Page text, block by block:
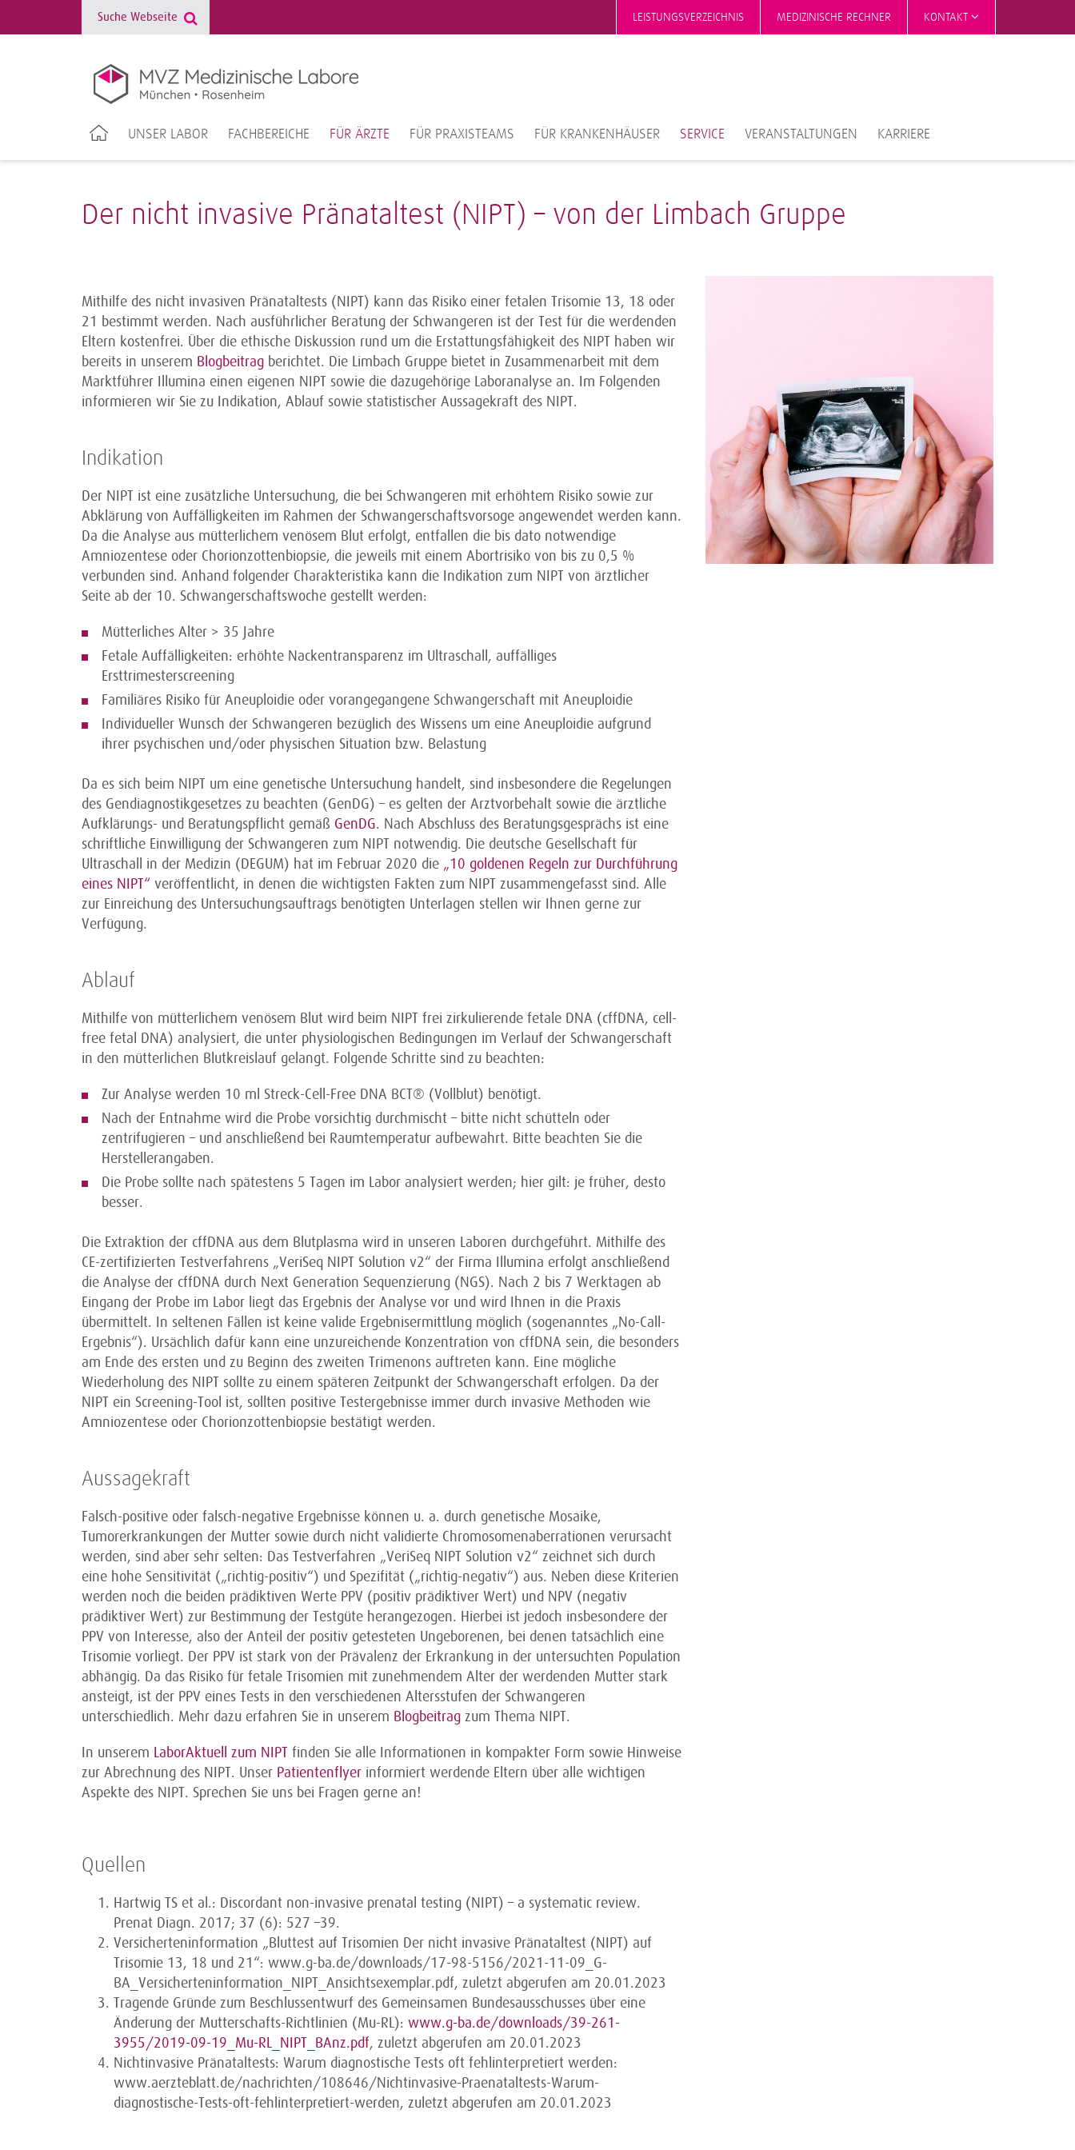
LEISTUNGSVERZEICHNIS MEDIZINISCHE RECHNER KONTAKT
UNSER LABOR FACHBEREICHE FÜR ÄRZTE FÜR PRAXISTEAMS FÜR KRANKENHÄUSER SERVICE VERANSTALTUNGEN KARRIERE
Der nicht invasive Pränataltest (NIPT) – von der Limbach Gruppe
Mithilfe des nicht invasiven Pränataltests (NIPT) kann das Risiko einer fetalen Trisomie 13, 18 oder
21 bestimmt werden. Nach ausführlicher Beratung der Schwangeren ist der Test für die werdenden
Eltern kostenfrei. Über die ethische Diskussion rund um die Erstattungsfähigkeit des NIPT haben wir
bereits in unserem Blogbeitrag berichtet. Die Limbach Gruppe bietet in Zusammenarbeit mit dem
Marktführer Illumina einen eigenen NIPT sowie die dazugehörige Laboranalyse an. Im Folgenden
informieren wir Sie zu Indikation, Ablauf sowie statistischer Aussagekraft des NIPT.
Indikation
Der NIPT ist eine zusätzliche Untersuchung, die bei Schwangeren mit erhöhtem Risiko sowie zur
Abklärung von Auffälligkeiten im Rahmen der Schwangerschaftsvorsoge angewendet werden kann.
Da die Analyse aus mütterlichem venösem Blut erfolgt, entfallen die bis dato notwendige
Amniozentese oder Chorionzottenbiopsie, die jeweils mit einem Abortrisiko von bis zu 0,5 %
verbunden sind. Anhand folgender Charakteristika kann die Indikation zum NIPT von ärztlicher
Seite ab der 10. Schwangerschaftswoche gestellt werden:
Mütterliches Alter > 35 Jahre
Fetale Auffälligkeiten: erhöhte Nackentransparenz im Ultraschall, auffälliges
Ersttrimesterscreening
Familiäres Risiko für Aneuploidie oder vorangegangene Schwangerschaft mit Aneuploidie
Individueller Wunsch der Schwangeren bezüglich des Wissens um eine Aneuploidie aufgrund
ihrer psychischen und/oder physischen Situation bzw. Belastung
Da es sich beim NIPT um eine genetische Untersuchung handelt, sind insbesondere die Regelungen
des Gendiagnostikgesetzes zu beachten (GenDG) – es gelten der Arztvorbehalt sowie die ärztliche
Aufklärungs- und Beratungspflicht gemäß GenDG. Nach Abschluss des Beratungsgesprächs ist eine
schriftliche Einwilligung der Schwangeren zum NIPT notwendig. Die deutsche Gesellschaft für
Ultraschall in der Medizin (DEGUM) hat im Februar 2020 die „10 goldenen Regeln zur Durchführung
eines NIPT“ veröffentlicht, in denen die wichtigsten Fakten zum NIPT zusammengefasst sind. Alle
zur Einreichung des Untersuchungsauftrags benötigten Unterlagen stellen wir Ihnen gerne zur
Verfügung.
Ablauf
Mithilfe von mütterlichem venösem Blut wird beim NIPT frei zirkulierende fetale DNA (cffDNA, cell-
free fetal DNA) analysiert, die unter physiologischen Bedingungen im Verlauf der Schwangerschaft
in den mütterlichen Blutkreislauf gelangt. Folgende Schritte sind zu beachten:
Zur Analyse werden 10 ml Streck-Cell-Free DNA BCT® (Vollblut) benötigt.
Nach der Entnahme wird die Probe vorsichtig durchmischt – bitte nicht schütteln oder
zentrifugieren – und anschließend bei Raumtemperatur aufbewahrt. Bitte beachten Sie die
Herstellerangaben.
Die Probe sollte nach spätestens 5 Tagen im Labor analysiert werden; hier gilt: je früher, desto
besser.
Die Extraktion der cffDNA aus dem Blutplasma wird in unseren Laboren durchgeführt. Mithilfe des
CE-zertifizierten Testverfahrens „VeriSeq NIPT Solution v2“ der Firma Illumina erfolgt anschließend
die Analyse der cffDNA durch Next Generation Sequenzierung (NGS). Nach 2 bis 7 Werktagen ab
Eingang der Probe im Labor liegt das Ergebnis der Analyse vor und wird Ihnen in die Praxis
übermittelt. In seltenen Fällen ist keine valide Ergebnisermittlung möglich (sogenanntes „No-Call-
Ergebnis“). Ursächlich dafür kann eine unzureichende Konzentration von cffDNA sein, die besonders
am Ende des ersten und zu Beginn des zweiten Trimenons auftreten kann. Eine mögliche
Wiederholung des NIPT sollte zu einem späteren Zeitpunkt der Schwangerschaft erfolgen. Da der
NIPT ein Screening-Tool ist, sollten positive Testergebnisse immer durch invasive Methoden wie
Amniozentese oder Chorionzottenbiopsie bestätigt werden.
Aussagekraft
Falsch-positive oder falsch-negative Ergebnisse können u. a. durch genetische Mosaike,
Tumorerkrankungen der Mutter sowie durch nicht validierte Chromosomenaberrationen verursacht
werden, sind aber sehr selten: Das Testverfahren „VeriSeq NIPT Solution v2“ zeichnet sich durch
eine hohe Sensitivität („richtig-positiv“) und Spezifität („richtig-negativ“) aus. Neben diese Kriterien
werden noch die beiden prädiktiven Werte PPV (positiv prädiktiver Wert) und NPV (negativ
prädiktiver Wert) zur Bestimmung der Testgüte herangezogen. Hierbei ist jedoch insbesondere der
PPV von Interesse, also der Anteil der positiv getesteten Ungeborenen, bei denen tatsächlich eine
Trisomie vorliegt. Der PPV ist stark von der Prävalenz der Erkrankung in der untersuchten Population
abhängig. Da das Risiko für fetale Trisomien mit zunehmendem Alter der werdenden Mutter stark
ansteigt, ist der PPV eines Tests in den verschiedenen Altersstufen der Schwangeren
unterschiedlich. Mehr dazu erfahren Sie in unserem Blogbeitrag zum Thema NIPT.
In unserem LaborAktuell zum NIPT finden Sie alle Informationen in kompakter Form sowie Hinweise
zur Abrechnung des NIPT. Unser Patientenflyer informiert werdende Eltern über alle wichtigen
Aspekte des NIPT. Sprechen Sie uns bei Fragen gerne an!
Quellen
Hartwig TS et al.: Discordant non-invasive prenatal testing (NIPT) – a systematic review.
Prenat Diagn. 2017; 37 (6): 527 –39.
Versicherteninformation „Bluttest auf Trisomien Der nicht invasive Pränataltest (NIPT) auf
Trisomie 13, 18 und 21“: www.g-ba.de/downloads/17-98-5156/2021-11-09_G-
BA_Versicherteninformation_NIPT_Ansichtsexemplar.pdf, zuletzt abgerufen am 20.01.2023
Tragende Gründe zum Beschlussentwurf des Gemeinsamen Bundesausschusses über eine
Änderung der Mutterschafts-Richtlinien (Mu-RL): www.g-ba.de/downloads/39-261-
3955/2019-09-19_Mu-RL_NIPT_BAnz.pdf, zuletzt abgerufen am 20.01.2023
Nichtinvasive Pränataltests: Warum diagnostische Tests oft fehlinterpretiert werden:
www.aerzteblatt.de/nachrichten/108646/Nichtinvasive-Praenataltests-Warum-
diagnostische-Tests-oft-fehlinterpretiert-werden, zuletzt abgerufen am 20.01.2023